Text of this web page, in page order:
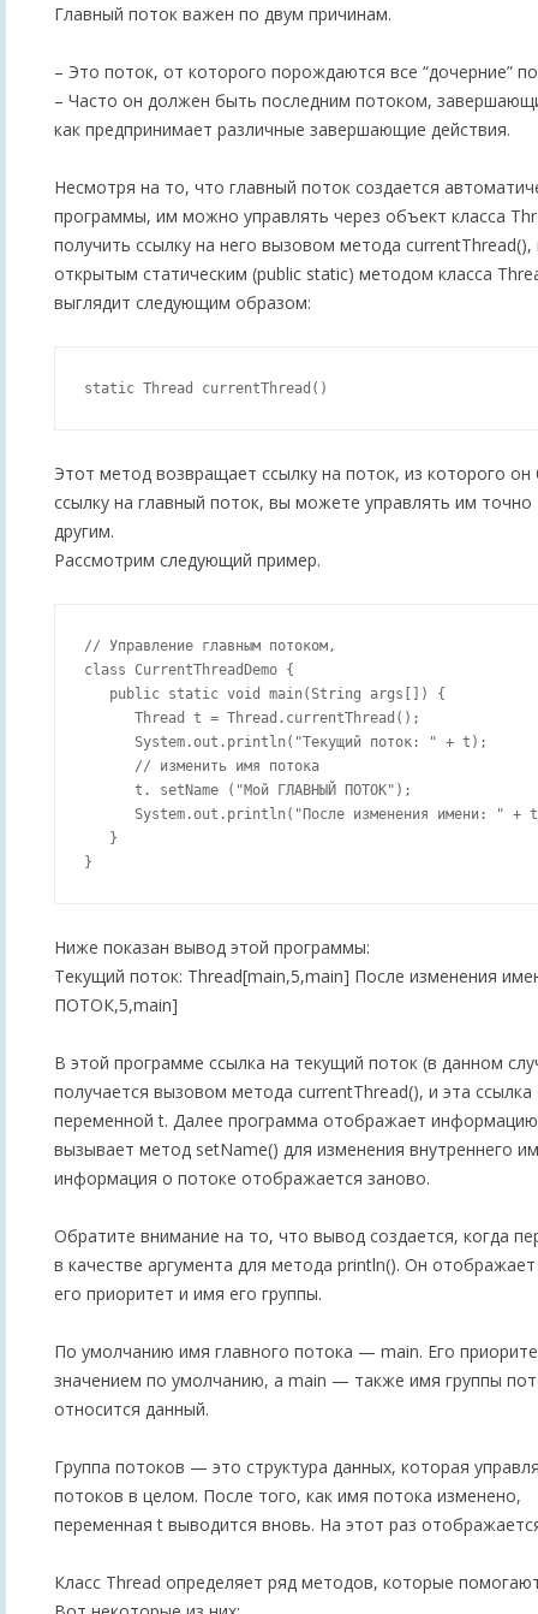
Главный поток важен по двум причинам.
– Это поток, от которого порождаются все “дочерние”
– Часто он должен быть последним потоком,
как предпринимает различные завершающие действия.
Несмотря на то, что главный поток создается
программы, им можно управлять через объект класса
получить ссылку на него вызовом метода
открытым статическим (public static) методом класса
выглядит следующим образом:
Этот метод возвращает ссылку на поток, из которого
ссылку на главный поток, вы можете управлять им
другим.
Рассмотрим следующий пример.
// Управление главным потоком,
class CurrentThreadDemo {
   public static void main(String args[]) {
      Thread t = Thread.currentThread();
      System.out.println("Текущий поток: " + t);
      // изменить имя потока
      t. setName ("Мой ГЛАВНЫЙ ПОТОК");
System.out.println("После изменения имени: " +
   }
Ниже показан вывод этой программы:
Текущий поток: Thread[main,5,main] После изменения
ПОТОК,5,main]
В этой программе ссылка на текущий поток (в данном
получается вызовом метода currentThread(), и эта ссылка
переменной t. Далее программа отображает
вызывает метод setName() для изменения внутреннего
информация о потоке отображается заново.
Обратите внимание на то, что вывод создается, когда
в качестве аргумента для метода println(). Он
его приоритет и имя его группы.
По умолчанию имя главного потока — main. Его
значением по умолчанию, a main — также имя группы
относится данный.
Группа потоков — это структура данных, которая
потоков в целом. После того, как имя потока изменено,
переменная t выводится вновь. На этот раз
Класс Thread определяет ряд методов, которые